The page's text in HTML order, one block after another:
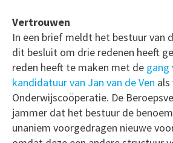
Vertrouwen
In een brief meldt het bestuur van
dit besluit om drie redenen heeft
reden heeft te maken met de gang
kandidatuur van Jan van de Ven
Onderwijscoöperatie. De
jammer dat het bestuur de
unaniem voorgedragen nieuwe